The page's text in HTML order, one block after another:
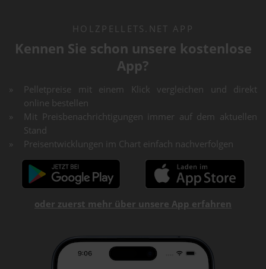
HOLZPELLETS.NET APP
Kennen Sie schon unsere kostenlose
App?
Pelletpreise mit einem Klick vergleichen und direkt
online bestellen
Mit Preisbenachrichtigungen immer auf dem aktuellen
Stand
Preisentwicklungen im Chart einfach nachverfolgen
oder zuerst mehr über unsere App erfahren